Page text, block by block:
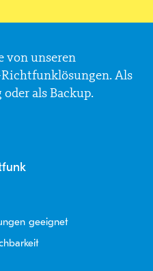
von unseren
Als
als Backup.
geeignet